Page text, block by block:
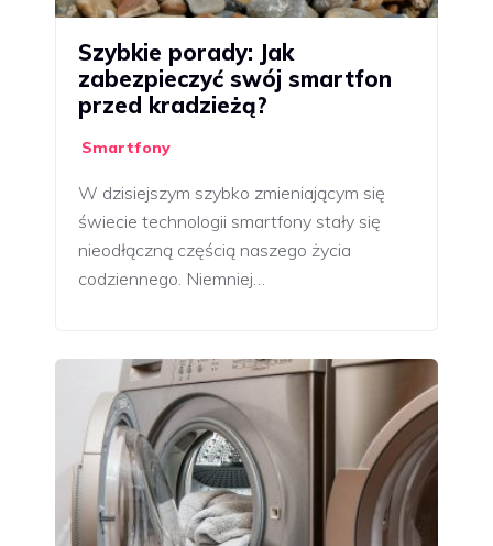
Szybkie porady: Jak
zabezpieczyć swój smartfon
przed kradzieżą?
Smartfony
W dzisiejszym szybko zmieniającym się
świecie technologii smartfony stały się
nieodłączną częścią naszego życia
codziennego. Niemniej…